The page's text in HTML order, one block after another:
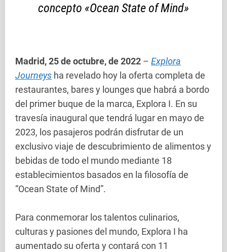
concepto «Ocean State of Mind»
Madrid, 25 de octubre, de 2022 – Explora
Journeys ha revelado hoy la oferta completa de
restaurantes, bares y lounges que habrá a bordo
del primer buque de la marca, Explora I. En su
travesía inaugural que tendrá lugar en mayo de
2023, los pasajeros podrán disfrutar de un
exclusivo viaje de descubrimiento de alimentos y
bebidas de todo el mundo mediante 18
establecimientos basados en la filosofía de
“Ocean State of Mind”.
Para conmemorar los talentos culinarios,
culturas y pasiones del mundo, Explora I ha
aumentado su oferta y contará con 11